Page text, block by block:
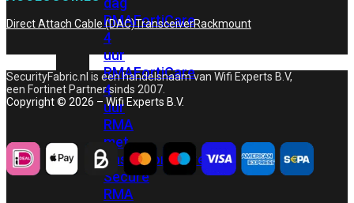
RMAFortiCare
4
uur
RMAFortiCare
4
uur
RMA
met
onsite FortiCare
Secure
RMA
Direct Attach Cable (DAC)TransceiverRackmount
SecurityFabric.nl is een handelsnaam van Wifi Experts B.V,
een Fortinet Partner sinds 2007.
Copyright © 2026 – Wifi Experts B.V.